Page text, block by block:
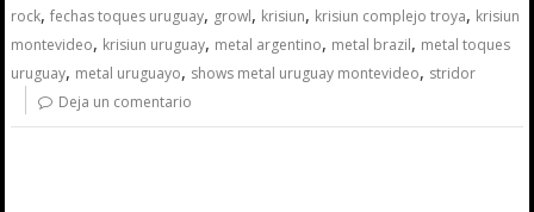
rock,fechas toques uruguay, growl, krisiun, krisiun complejo troya, krisiun
montevideo, krisiun uruguay, metal argentino, metal brazil, metal toques
uruguay, metal uruguayo, shows metal uruguay montevideo, stridor
Deja un comentario